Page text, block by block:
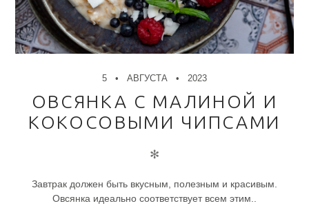
5 АВГУСТА 2023
ОВСЯНКА С МАЛИНОЙ И
КОКОСОВЫМИ ЧИПСАМИ
✻
Завтрак должен быть вкусным, полезным и красивым.
Овсянка идеально соответствует всем этим..